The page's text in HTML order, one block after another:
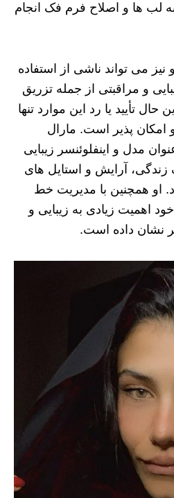
لب‌ ها و اصلاح فرم فک انجام
می‌ تواند ناشی از استفاده
و مراقبتی از جمله تزریق
حال تأیید یا رد این موارد تنها
امکان‌ پذیر است. مارال
مدل و اینفلوئنسر زیبایی
آرایش و استایل‌ های
او همچنین با مدیریت خط
اهمیت زیادی به زیبایی و
نشان داده است.